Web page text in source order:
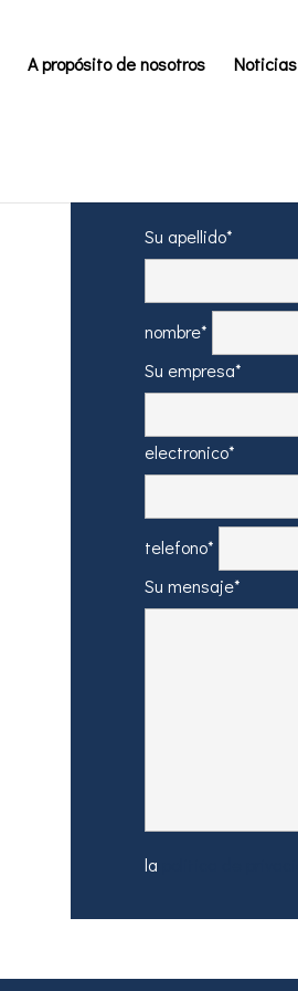
A propósito de nosotros Noticias
Su apellido*
nombre*
Su empresa*
electronico*
telefono*
Su mensaje*
la